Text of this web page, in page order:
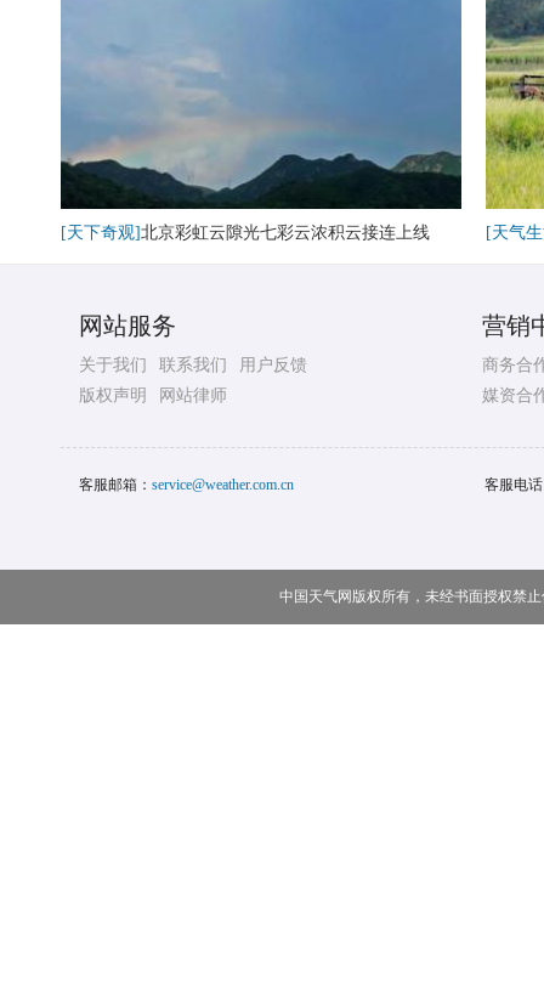
[天下奇观]北京彩虹云隙光七彩云浓积云接连上线 [天气
网站服务
关于我们 联系我们
用户反馈
版权声明
网站律师
营销
商务合
媒资合
客服邮箱： service@weather.com.cn 客服电
中国天气网版权所有，未经书面授权